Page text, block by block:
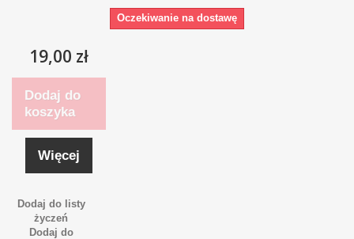
Oczekiwanie na dostawę
19,00 zł
Dodaj do
koszyka
Więcej
Dodaj do listy
życzeń
Dodaj do